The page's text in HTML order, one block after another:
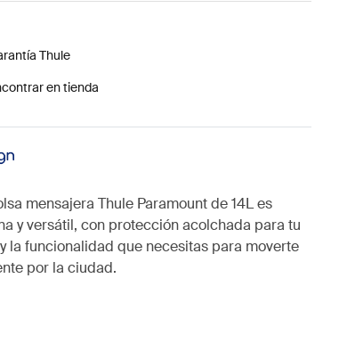
Thule
en tienda
mensajera Thule Paramount de 14L es
y versátil, con protección acolchada para tu
la funcionalidad que necesitas para moverte
por la ciudad.